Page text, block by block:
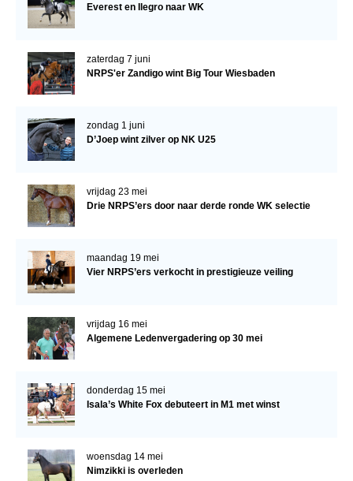
Everest en Ilegro naar WK
zaterdag 7 juni
NRPS'er Zandigo wint Big Tour Wiesbaden
zondag 1 juni
D’Joep wint zilver op NK U25
vrijdag 23 mei
Drie NRPS’ers door naar derde ronde WK selectie
maandag 19 mei
Vier NRPS’ers verkocht in prestigieuze veiling
vrijdag 16 mei
Algemene Ledenvergadering op 30 mei
donderdag 15 mei
Isala’s White Fox debuteert in M1 met winst
woensdag 14 mei
Nimzikki is overleden